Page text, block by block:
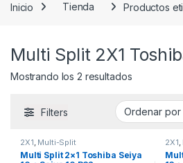
Inicio Tienda Productos
Multi Split 2X1
Mostrando los 2 resultadosOrdenado
Filters
2X1, Multi-Split
Multi Split 2×1 Toshiba Seiya
2X1,